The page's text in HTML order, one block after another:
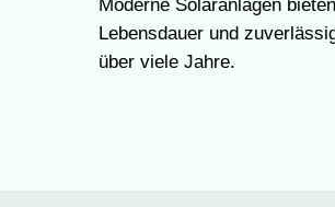
Moderne Solaranlagen
Lebensdauer und
über viele Jahre.